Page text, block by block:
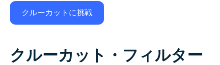
クルーカットに挑戦
クルーカット・フィルター